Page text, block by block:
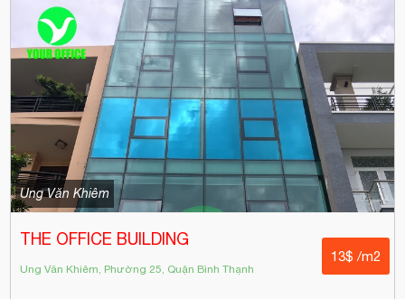
Ung Văn Khiêm
THE OFFICE BUILDING
Ung Văn Khiêm, Phường 25, Quận Bình Thạnh
13$ /m2